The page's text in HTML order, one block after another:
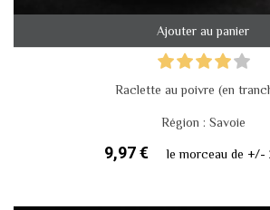
Ajouter au panier
Raclette au poivre (en
Région : Savoie
9,97 € le morceau de +/-